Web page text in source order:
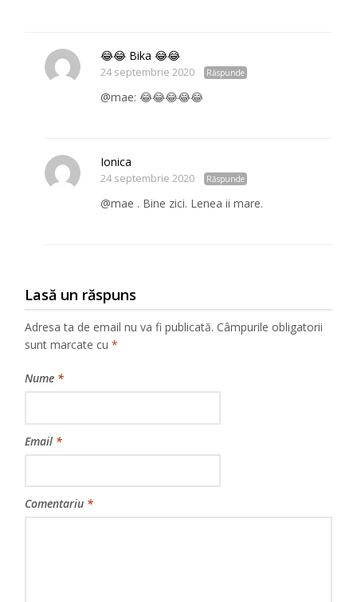
😂😂 Bika 😂😂
24 septembrie 2020 Răspunde
@mae: 😂😂😂😂😂
Ionica
24 septembrie 2020 Răspunde
@mae . Bine zici. Lenea ii mare.
Lasă un răspuns
Adresa ta de email nu va fi publicată. Câmpurile obligatorii
sunt marcate cu*
Nume *
Email *
Comentariu *